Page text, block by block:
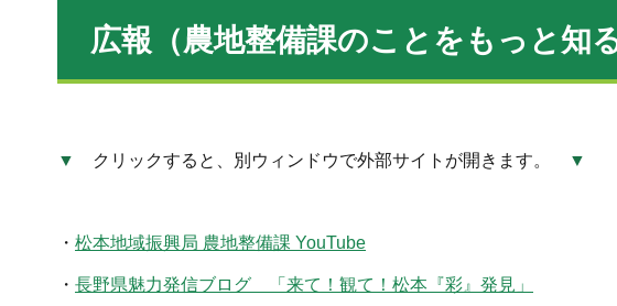
広報（農地整備課のことをもっと知る
▼ クリックすると、別ウィンドウで外部サイトが開きます。 ▼
・ 松本地域振興局 農地整備課 YouTube
・ 長野県魅力発信ブログ 「来て！観て！松本『彩』発見」